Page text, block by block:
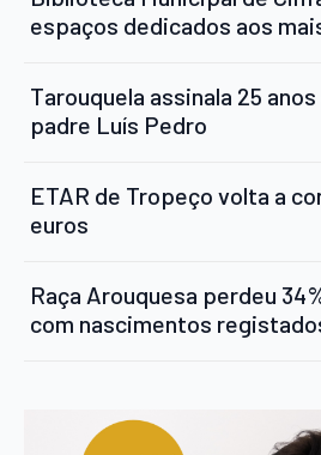
espaços dedicados aos
Tarouquela assinala 25
padre Luís Pedro
ETAR de Tropeço volta a
euros
Raça Arouquesa perdeu
com nascimentos